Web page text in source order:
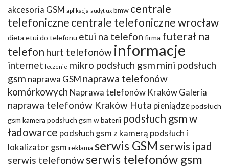
akcesoria GSM aplikacja audyt ux bmw centrale
telefoniczne centrale telefoniczne wrocław
dieta etui do telefonu etui na telefon firma futerał na
telefon hurt telefonów informacje
internet leczenie mikro podsłuch gsm mini podsłuch
gsm naprawa GSM naprawa telefonów
komórkowych Naprawa telefonów Kraków Galeria
naprawa telefonów Kraków Huta pieniądzepodsłuch
gsm kamera podsłuch gsm w baterii podsłuch gsm w
ładowarce podsłuch gsm z kamerą podsłuch i
lokalizator gsm reklama serwis GSM serwis ipad
serwis telefonówserwis telefonów gsm